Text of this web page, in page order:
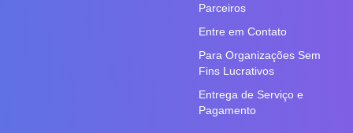
Parceiros
Entre em Contato
Para Organizações Sem
Fins Lucrativos
Entrega de Serviço e
Pagamento